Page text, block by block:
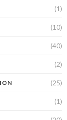
(1)
(10)
(40)
(2)
(25)
(1)